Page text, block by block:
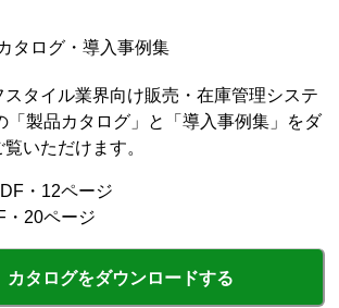
タイル業界向け販売・在庫管理システ
「製品カタログ」と「導入事例集」をダ
いただけます。
・12ページ
・20ページ
カタログをダウンロードする